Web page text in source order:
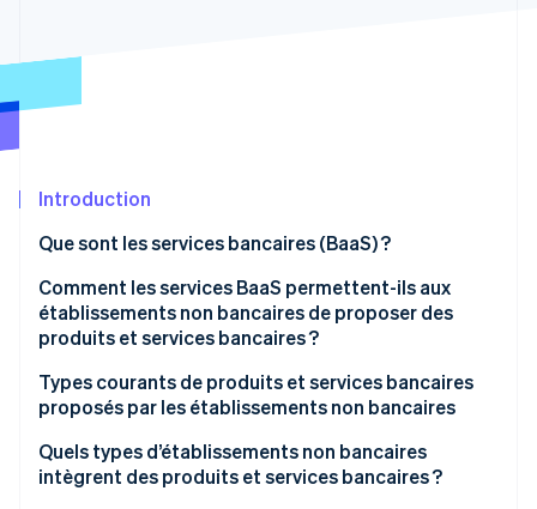
Radar
Atlas
Élimination du carbone
Vérification de l'identité
Stripe Sessions 2026
Découvrez comment Stripe construit l’infrastructure
Introduction
Que sont les services bancaires (BaaS) ?
Comment les services BaaS permettent-ils aux
établissements non bancaires de proposer des
produits et services bancaires ?
Types courants de produits et services bancaires
proposés par les établissements non bancaires
Quels types d’établissements non bancaires
intègrent des produits et services bancaires ?